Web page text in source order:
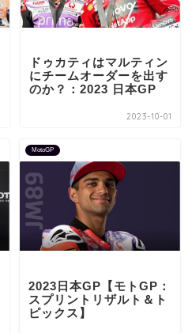
ドゥカティはマルティン
にチームオーダーを出す
のか？：2023 日本GP
2023-10-01
MotoGP
2023日本GP【モトGP：
スプリントリザルト＆ト
ピックス】